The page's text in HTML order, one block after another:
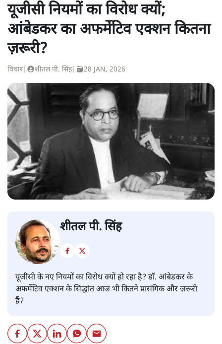
यूजीसी नियमों का विरोध क्यों;
आंबेडकर का अफर्मेटिव एक्शन कितना
ज़रूरी?
विचार शीतल पी. सिंह| 28 JAN, 2026
शीतल पी. सिंह
यूजीसी के नए नियमों का विरोध क्यों हो रहा है? डॉ. आंबेडकर के
अफर्मेटिव एक्शन के सिद्धांत आज भी कितने प्रासंगिक और ज़रूरी
हैं?